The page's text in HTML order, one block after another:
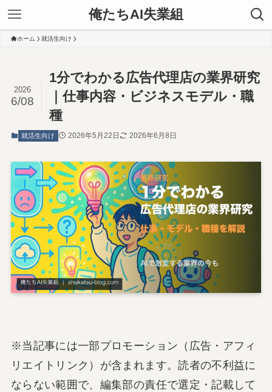
俺たちAI失業組
ホーム 就活生向け
1分でわかる広告代理店の業界研究
｜仕事内容・ビジネスモデル・職
種
2026
6/08
就活生向け 2026年5月22日 2026年6月8日
※当記事には一部プロモーション（広告・アフィ
リエイトリンク）が含まれます。読者の不利益に
ならない範囲で、編集部の責任で選定・記載して